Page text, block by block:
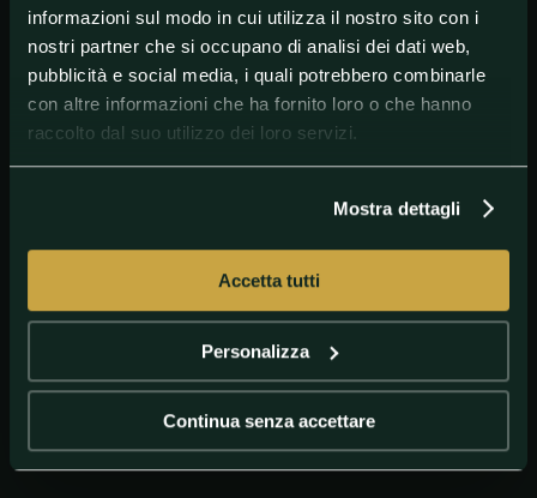
informazioni sul modo in cui utilizza il nostro sito con i
nostri partner che si occupano di analisi dei dati web,
pubblicità e social media, i quali potrebbero combinarle
con altre informazioni che ha fornito loro o che hanno
raccolto dal suo utilizzo dei loro servizi.
Mostra dettagli
Accetta tutti
Personalizza
Continua senza accettare